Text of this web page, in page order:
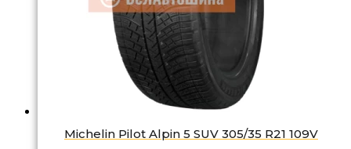
Michelin Pilot Alpin 5 SUV 305/35 R21 109V